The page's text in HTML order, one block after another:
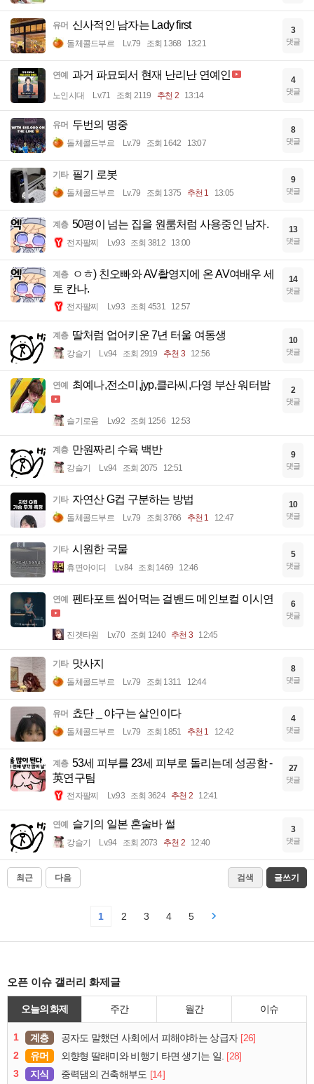
유머 신사적인 남자는 Lady first
돌체콜드부르 Lv.79 조회 1368 13:21
3
댓글
연예 과거 파묘되서 현재 난리난 연예인
노인시대 Lv.71 조회 2119 추천 2 13:14
4
댓글
유머 두번의 명중
돌체콜드부르 Lv.79 조회 1642 13:07
8
댓글
기타 필기 로봇
돌체콜드부르 Lv.79 조회 1375 추천 1 13:05
9
댓글
계층 50평이 넘는 집을 원룸처럼 사용중인 남자.
전자팔찌 Lv.93 조회 3812 13:00
13
댓글
계층
ㅇㅎ) 친오빠와 AV촬영지에 온 AV여배우 세
토 칸나.
전자팔찌 Lv.93 조회 4531 12:57
14
댓글
계층 딸처럼 업어키운 7년 터울 여동생
강슬기 Lv.94 조회 2919 추천 3 12:56
10
댓글
연예 최예나,전소미,jyp,클라씨,다영 부산 워터밤
슬기로움 Lv.92 조회 1256 12:53
2
댓글
계층 만원짜리 수육 백반
강슬기 Lv.94 조회 2075 12:51
9
댓글
기타 자연산 G컵 구분하는 방법
돌체콜드부르 Lv.79 조회 3766 추천 1 12:47
10
댓글
기타 시원한 국물
휴면아이디 Lv.84 조회 1469 12:46
5
댓글
연예 펜타포트 씹어먹는 걸밴드 메인보컬 이시연
진겟타원 Lv.70 조회 1240 추천 3 12:45
6
댓글
기타 맛사지
돌체콜드부르 Lv.79 조회 1311 12:44
8
댓글
유머 쵸단 _ 야구는 살인이다
돌체콜드부르 Lv.79 조회 1851 추천 1 12:42
4
댓글
계층 53세 피부를 23세 피부로 돌리는데 성공함 -
英연구팀
전자팔찌 Lv.93 조회 3624 추천 2 12:41
27
댓글
연예 슬기의 일본 혼술바 썰
강슬기 Lv.94 조회 2073 추천 2 12:40
3
댓글
최근 다음 검색 글쓰기
1 2 3 4 5
오픈 이슈 갤러리 화제글
오늘의 화제 주간 월간 이슈
1 계층 공자도 말했던 사회에서 피해야하는 상급자 [26]
2
유머 외향형 딸래미와 비행기 타면 생기는 일. [28]
3
지식 중력댐의 건축해부도 [14]